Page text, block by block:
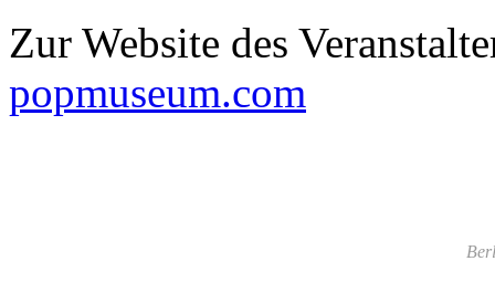
Zur Website des
popmuseum.com